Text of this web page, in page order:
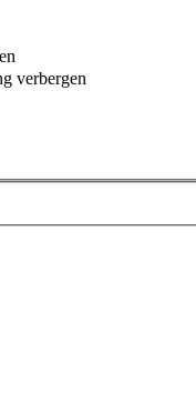
verbergen